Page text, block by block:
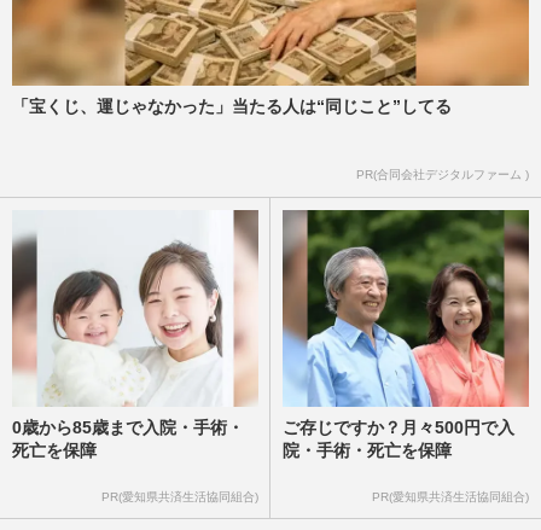
【訃報】作家・赤松利市さん70歳で逝去、
ホームレスを経て62歳でデビュー「私
は“下級国民”。死ぬまで差別…
週刊女性PRIME 2026/7/24
お片づけ習慣化コンサルタント・西崎彩智
主婦が「年商5億円」のカ…
週刊女性2026年7月28日・8月4日号 2026/7/21
「宝くじ、運じゃなかった」当たる人は“同じこと”してる
PR(合同会社デジタルファーム )
0歳から85歳まで入院・手術・
死亡を保障
PR(愛知県共済生活協同組合)
ご存じですか？月々500円で入
院・手術・死亡を保障
PR(愛知県共済生活協同組合)